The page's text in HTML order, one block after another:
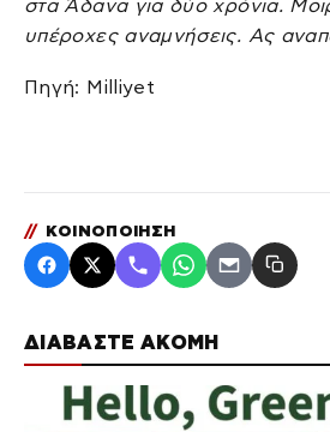
ΔΙΑΒΑΣΤΕ ΑΚΟΜΗ
στα Άδανα για δύο χρόνια.
υπέροχες αναμνήσεις. Ας
Πηγή: Milliyet
// ΚΟΙΝΟΠΟΙΗΣΗ